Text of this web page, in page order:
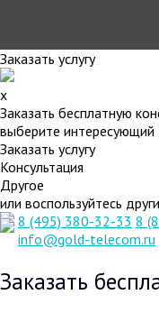
Заказать услугу
x
Заказать бесплатную
выберите интересующий
Заказать услугу
Консультация
Другое
или воспользуйтесь
8 (495) 380-32-33 8
info@gold-telecom.ru
Заказать